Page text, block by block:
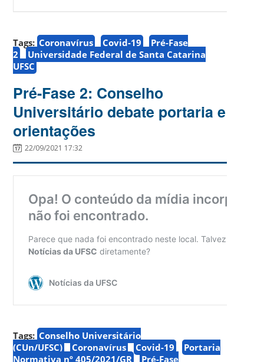
Tags: Coronavírus Covid-19
Pré-Fase
2
Universidade Federal de Santa Catarina
UFSC
Pré-Fase 2: Conselho
Universitário debate portaria e
orientações
22/09/2021 17:32
Tags: Conselho Universitário
(CUn/UFSC)
Coronavírus Covid-19
Portaria
Normativa nº 405/2021/GR
Pré-Fase